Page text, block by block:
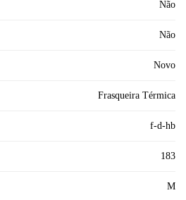
Não
Não
Novo
Frasqueira Térmica
f-d-hb
183
M